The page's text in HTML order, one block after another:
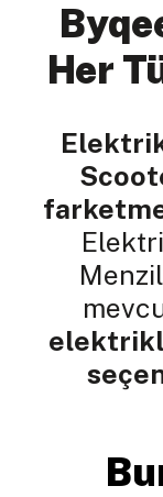
Her